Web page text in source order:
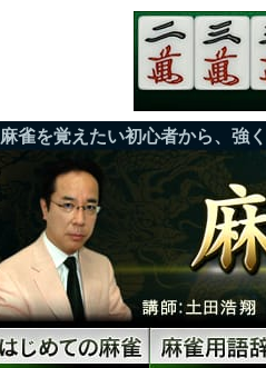
麻雀を覚えたい初心者から、強